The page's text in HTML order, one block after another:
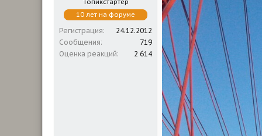
Топикстартер
10 лет на форуме
Регистрация
24.12.2012
Сообщения
719
Оценка реакций
2 614